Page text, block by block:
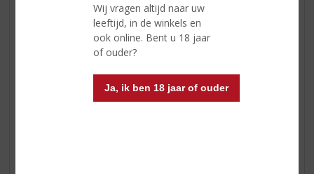
Wij vragen altijd naar uw
leeftijd, in de winkels en
ook online. Bent u 18 jaar
of ouder?
Ja, ik ben 18 jaar of ouder
rijk, volzoet kruidig aroma met
tinten van vanille, kaneel,
kruidnagel en rood fruit
zacht mondgevoel, stroperig en